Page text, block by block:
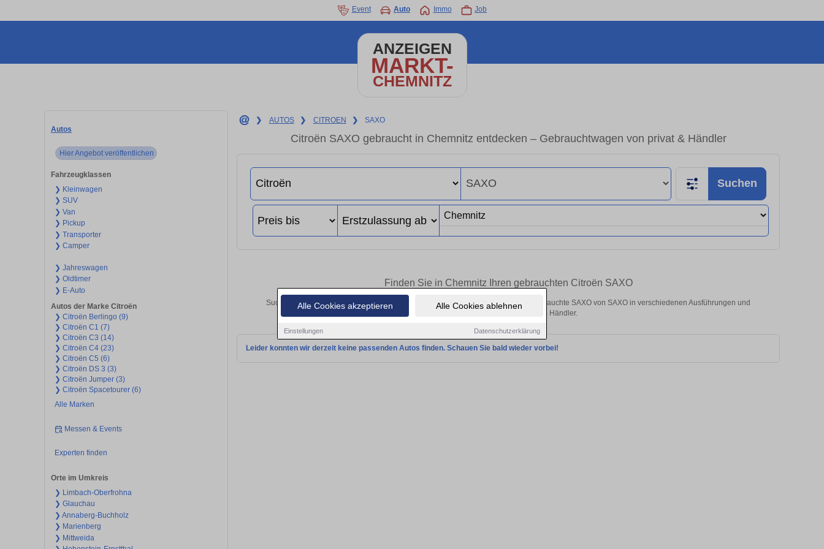
Alle Cookies akzeptieren Alle Cookies ablehnen
Einstellungen Datenschutzerklärung
Event Auto Immo Job
ANZEIGEN
MARKT-
CHEMNITZ
Autos
Hier Angebot veröffentlichen
Fahrzeugklassen
❯ Kleinwagen
❯ SUV
❯ Van
❯ Pickup
❯ Transporter
❯ Camper
❯ Jahreswagen
❯ Oldtimer
❯ E-Auto
Autos der Marke Citroën
❯ Citroën Berlingo (9)
❯ Citroën C1 (7)
❯ Citroën C3 (14)
❯ Citroën C4 (23)
❯ Citroën C5 (6)
❯ Citroën DS 3 (3)
❯ Citroën Jumper (3)
❯ Citroën Spacetourer (6)
Alle Marken
Messen & Events
Experten finden
Orte im Umkreis
❯ Limbach-Oberfrohna
❯ Glauchau
❯ Annaberg-Buchholz
❯ Marienberg
❯ Mittweida
❯ AUTOS ❯ CITROEN ❯ SAXO
Citroën SAXO gebraucht in Chemnitz entdecken – Gebrauchtwagen von privat & Händler
Suchen
Finden Sie in Chemnitz Ihren gebrauchten Citroën SAXO
Suchen Sie in Chemnitz einen Citroën SAXO Gebrauchtwagen? Entdecken Sie gebrauchte SAXO von SAXO in verschiedenen Ausführungen und
Preisklassen von privat und vom Händler.
Leider konnten wir derzeit keine passenden Autos finden. Schauen Sie bald wieder vorbei!